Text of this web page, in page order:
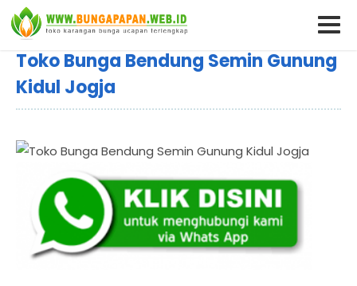
Toko Bunga Bendung Semin Gunung
Kidul Jogja